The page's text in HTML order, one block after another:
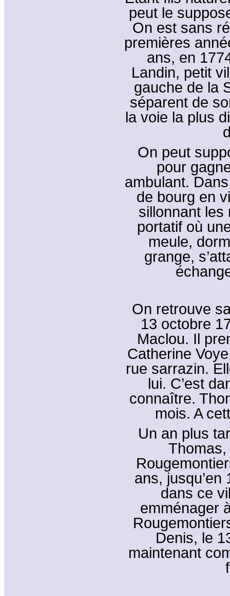
peut le
On est sans
premières
ans, en
Landin, petit
gauche de la
séparent de
la voie la plus
On peut
pour
ambulant.
de bourg en
sillonnant les
portatif où
meule,
grange,
On retrouve
13 octobre
Maclou. Il
Catherine
rue sarrazin.
lui. C’est
connaître.
mois. A
Un an plus
ans,
dans ce
emménager
Denis, le
maintenant